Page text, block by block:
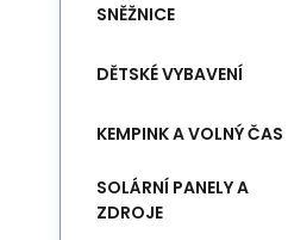
SNĚŽNICE
DĚTSKÉ VYBAVENÍ
KEMPINK A VOLNÝ ČAS
SOLÁRNÍ PANELY A
ZDROJE